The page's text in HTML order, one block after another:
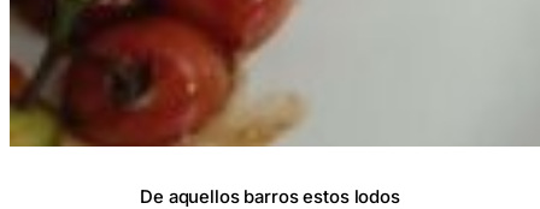
De aquellos barros estos lodos